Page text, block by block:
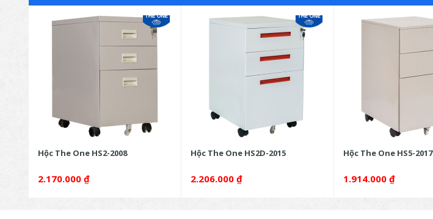
Hộc The One HS2-2008
2.170.000 ₫
Hộc The One HS2D-2015
2.206.000 ₫
Hộc The One HS5-2017
1.914.000 ₫